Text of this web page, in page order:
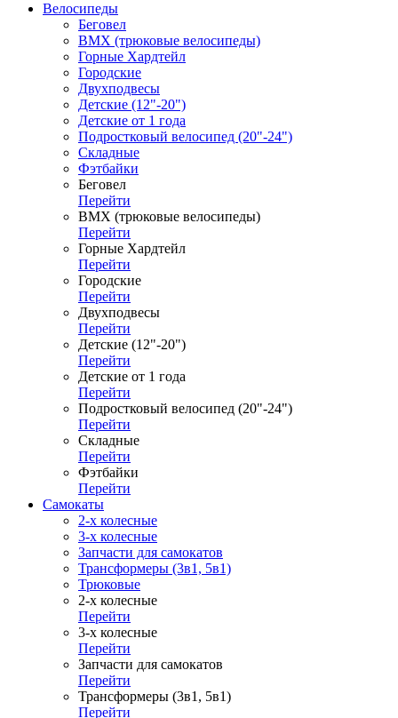
Велосипеды
Беговел
ВМХ (трюковые велосипеды)
Горные Хардтейл
Городские
Двухподвесы
Детские (12"-20")
Детские от 1 года
Подростковый велосипед (20"-24")
Складные
Фэтбайки
Беговел
Перейти
ВМХ (трюковые велосипеды)
Перейти
Горные Хардтейл
Перейти
Городские
Перейти
Двухподвесы
Перейти
Детские (12"-20")
Перейти
Детские от 1 года
Перейти
Подростковый велосипед (20"-24")
Перейти
Складные
Перейти
Фэтбайки
Перейти
Самокаты
2-х колесные
3-х колесные
Запчасти для самокатов
Трансформеры (3в1, 5в1)
Трюковые
2-х колесные
Перейти
3-х колесные
Перейти
Запчасти для самокатов
Перейти
Трансформеры (3в1, 5в1)
Перейти